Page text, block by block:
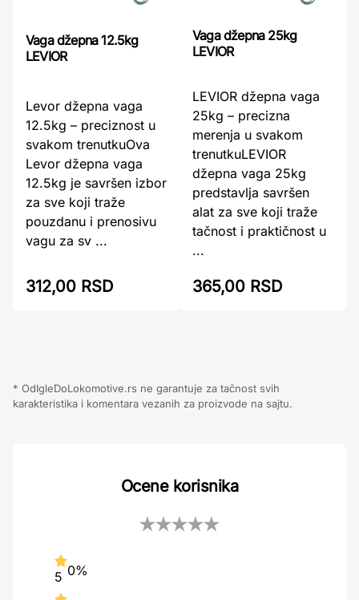
Vaga džepna 12.5kg
LEVIOR
Levor džepna vaga
12.5kg – preciznost u
svakom trenutkuOva
Levor džepna vaga
12.5kg je savršen izbor
za sve koji traže
pouzdanu i prenosivu
vagu za sv ...
312,00 RSD
Vaga džepna 25kg
LEVIOR
LEVIOR džepna vaga
25kg – precizna
merenja u svakom
trenutkuLEVIOR
džepna vaga 25kg
predstavlja savršen
alat za sve koji traže
tačnost i praktičnost u
...
365,00 RSD
* OdIgleDoLokomotive.rs ne garantuje za tačnost svih
karakteristika i komentara vezanih za proizvode na sajtu.
Ocene korisnika
5 0%